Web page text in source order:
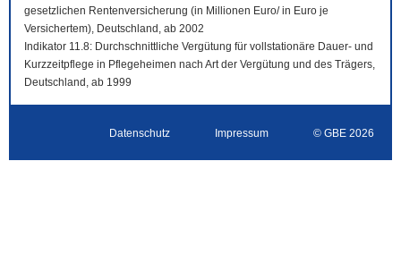
gesetzlichen Rentenversicherung (in Millionen Euro/ in Euro je
Versichertem), Deutschland, ab 2002
Indikator 11.8: Durchschnittliche Vergütung für vollstationäre Dauer- und
Kurzzeitpflege in Pflegeheimen nach Art der Vergütung und des Trägers,
Deutschland, ab 1999
Datenschutz Impressum © GBE 2026